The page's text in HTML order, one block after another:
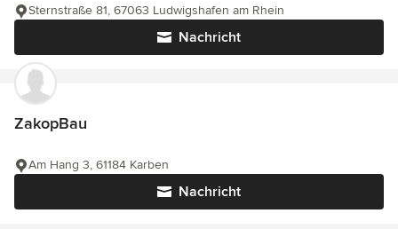
Nachricht
Sternstraße 81, 67063 Ludwigshafen am Rhein
ZakopBau
Nachricht
Am Hang 3, 61184 Karben